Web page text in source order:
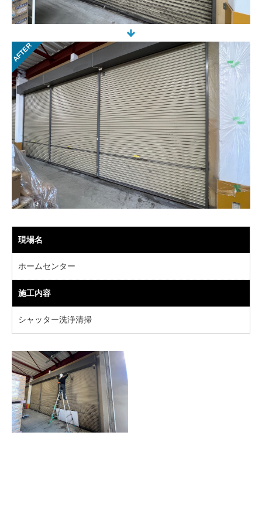
AFTER
現場名
ホームセンター
施工内容
シャッター洗浄清掃